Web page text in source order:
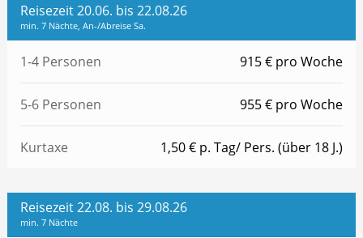
Reisezeit 20.06. bis 22.08.26
min. 7 Nächte, An-/Abreise Sa.
1-4 Personen 915 € pro Woche
5-6 Personen 955 € pro Woche
Kurtaxe 1,50 € p. Tag/ Pers. (über 18 J.)
Reisezeit 22.08. bis 29.08.26
min. 7 Nächte